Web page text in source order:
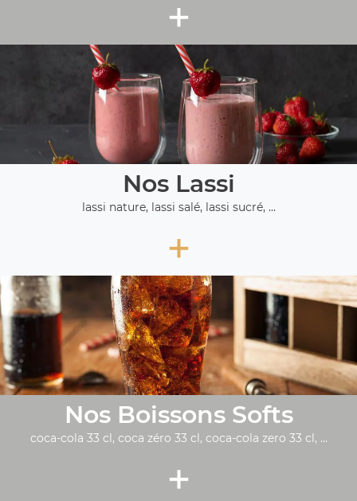
+
Nos Lassi
lassi nature, lassi salé, lassi sucré, ...
+
Nos Boissons Softs
coca-cola 33 cl, coca zéro 33 cl, coca-cola zero 33 cl, ...
+